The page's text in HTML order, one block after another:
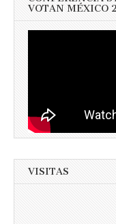
VOTAN MÉXICO
VISITAS